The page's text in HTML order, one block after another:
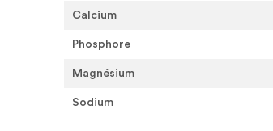
Calcium
Phosphore
Magnésium
Sodium